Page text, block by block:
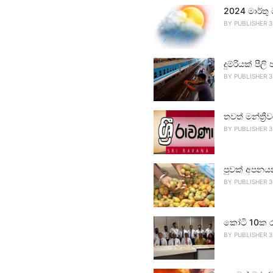
2024
BY PUBLISHER 3
දුම්රියක් පීලි
BY PUBLISHER 3
තවත්
BY PUBLISHER 3
පුවක්
BY PUBLISHER 3
කෝටි 10ක
BY PUBLISHER 3